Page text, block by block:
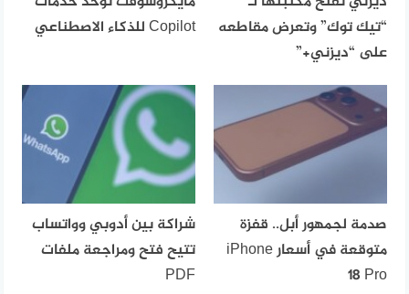
“تيك توك” وتعرض مقاطعه
على “ديزني+”
Copilot للذكاء الاصطناعي
صدمة لجمهور أبل.. قفزة
متوقعة في أسعار iPhone
18 Pro
شراكة بين أدوبي وواتساب
تتيح فتح ومراجعة ملفات
PDF